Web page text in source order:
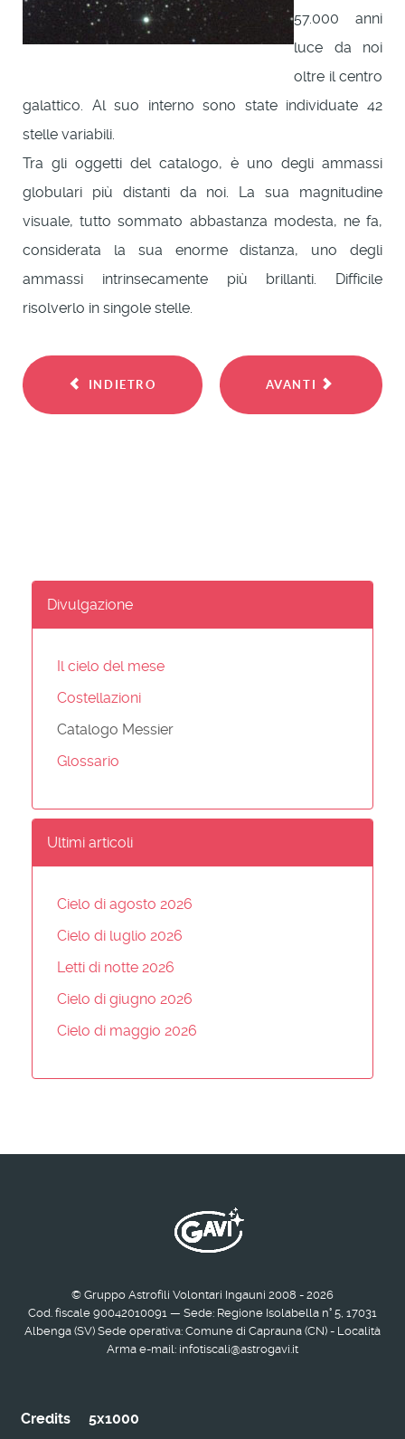
57.000 anni
luce da noi
oltre il centro
galattico. Al suo interno sono state individuate 42
stelle variabili.
Tra gli oggetti del catalogo, è uno degli ammassi
globulari più distanti da noi. La sua magnitudine
visuale, tutto sommato abbastanza modesta, ne fa,
considerata la sua enorme distanza, uno degli
ammassi intrinsecamente più brillanti. Difficile
risolverlo in singole stelle.
INDIETRO AVANTI
Divulgazione
Il cielo del mese
Costellazioni
Catalogo Messier
Glossario
Ultimi articoli
Cielo di agosto 2026
Cielo di luglio 2026
Letti di notte 2026
Cielo di giugno 2026
Cielo di maggio 2026
© Gruppo Astrofili Volontari Ingauni 2008 - 2026
Cod. fiscale 90042010091 — Sede: Regione Isolabella n° 5, 17031
Albenga (SV) Sede operativa: Comune di Caprauna (CN) - Località
Arma e-mail: infotiscali@astrogavi.it
Credits 5x1000